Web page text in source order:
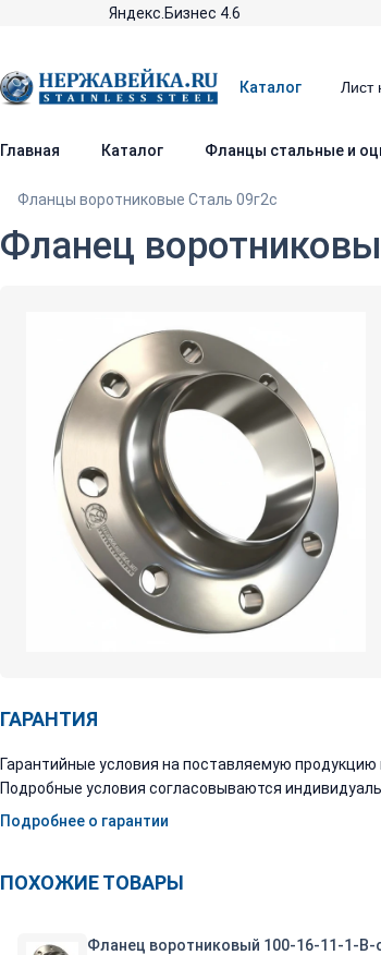
Яндекс.Бизнес 4.6
Каталог
Главная Каталог Фланцы стальные и
Фланцы воротниковые Сталь 09г2с
Фланец
ГАРАНТИЯ
Гарантийные условия на поставляемую
Подробные условия согласовываются
Подробнее о гарантии
ПОХОЖИЕ ТОВАРЫ
Фланец воротниковый 100-16-11-1-B-